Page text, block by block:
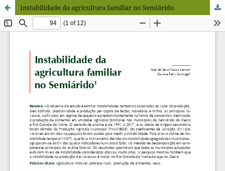
Instabilidade da agricultura familiar no Semiárido